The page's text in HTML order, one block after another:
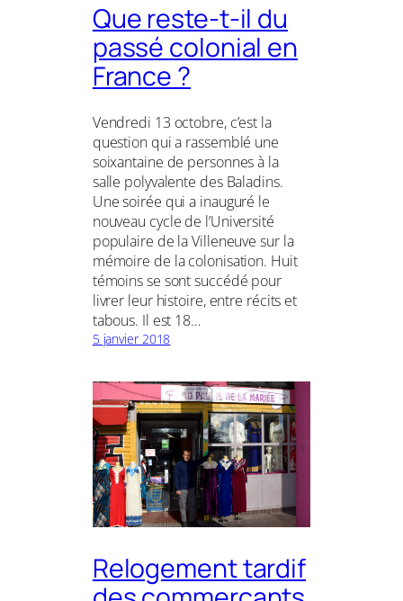
Que reste-t-il du
passé colonial en
France ?
Vendredi 13 octobre, c’est la
question qui a rassemblé une
soixantaine de personnes à la
salle polyvalente des Baladins.
Une soirée qui a inauguré le
nouveau cycle de l’Université
populaire de la Villeneuve sur la
mémoire de la colonisation. Huit
témoins se sont succédé pour
livrer leur histoire, entre récits et
tabous. Il est 18…
5 janvier 2018
Relogement tardif